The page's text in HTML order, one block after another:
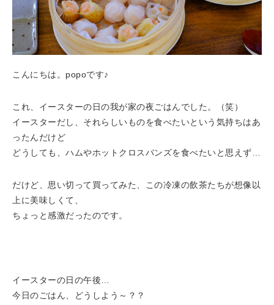
こんにちは。popoです♪
これ、イースターの日の我が家の夜ごはんでした。（笑）
イースターだし、それらしいものを食べたいという気持ちはあ
ったんだけど
どうしても、ハムやホットクロスバンズを食べたいと思えず…
だけど、思い切って買ってみた、この冷凍の飲茶たちが想像以
上に美味しくて、
ちょっと感激だったのです。
イースターの日の午後…
今日のごはん、どうしよう～？？